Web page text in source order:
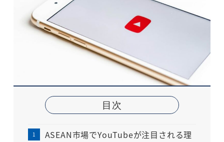
目次
ASEAN市場でYouTubeが注目される理